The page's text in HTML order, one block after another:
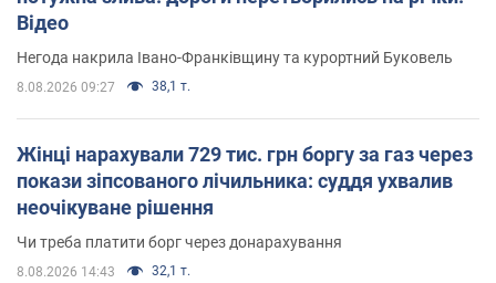
Відео
Негода накрила Івано-Франківщину та курортний Буковель
8.08.2026 09:27 38,1 т.
Жінці нарахували 729 тис. грн боргу за газ через
покази зіпсованого лічильника: суддя ухвалив
неочікуване рішення
Чи треба платити борг через донарахування
8.08.2026 14:43 32,1 т.